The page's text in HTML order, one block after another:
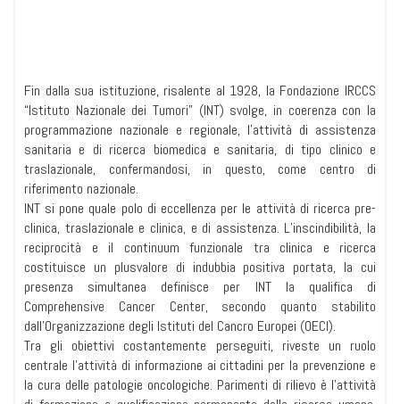
Fin dalla sua istituzione, risalente al 1928, la Fondazione IRCCS
“Istituto Nazionale dei Tumori” (INT) svolge, in coerenza con la
programmazione nazionale e regionale, l’attività di assistenza
sanitaria e di ricerca biomedica e sanitaria, di tipo clinico e
traslazionale, confermandosi, in questo, come centro di
riferimento nazionale.
INT si pone quale polo di eccellenza per le attività di ricerca pre-
clinica, traslazionale e clinica, e di assistenza. L’inscindibilità, la
reciprocità e il continuum funzionale tra clinica e ricerca
costituisce un plusvalore di indubbia positiva portata, la cui
presenza simultanea definisce per INT la qualifica di
Comprehensive Cancer Center, secondo quanto stabilito
dall’Organizzazione degli Istituti del Cancro Europei (OECI).
Tra gli obiettivi costantemente perseguiti, riveste un ruolo
centrale l’attività di informazione ai cittadini per la prevenzione e
la cura delle patologie oncologiche. Parimenti di rilievo è l’attività